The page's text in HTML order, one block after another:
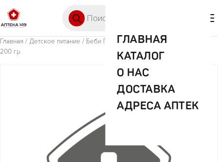
ГЛАВНАЯ
КАТАЛОГ
О НАС
ДОСТАВКА
АДРЕСА АПТЕК
Главная / Детское питание / Беби ПремиумКаша Мол рис банан пауч
200 гр